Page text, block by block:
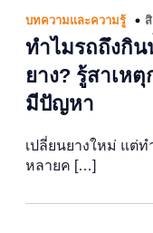
บทความและความรู้
ทำไมรถถึงกิ
ยาง? รู้สาเห
มีปัญหา
เปลี่ยนยางใหม่ แต่
หลายค […]